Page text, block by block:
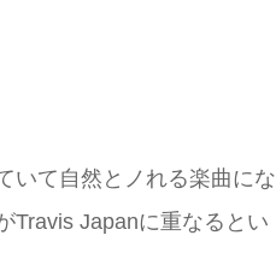
いて⾃然とノれる楽曲にな
Travis Japanに重なるとい